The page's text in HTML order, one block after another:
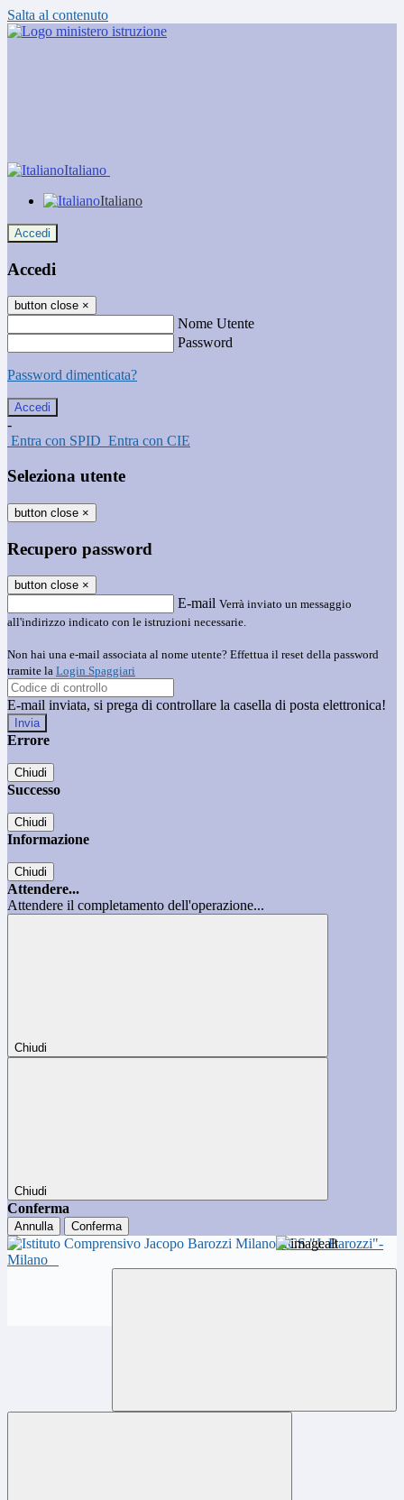
Salta al contenuto
Italiano
Italiano
Accedi
Accedi
button close ×
Nome Utente
Password
Password dimenticata?
-
Entra con SPID Entra con CIE
Seleziona utente
button close ×
Recupero password
button close ×
E-mail Verrà inviato un messaggio
all'indirizzo indicato con le istruzioni necessarie.
Non hai una e-mail associata al nome utente? Effettua il reset della password
tramite la Login Spaggiari
E-mail inviata, si prega di controllare la casella di posta elettronica!
Errore
Chiudi
Successo
Chiudi
Informazione
Chiudi
Attendere...
Attendere il completamento dell'operazione...
Chiudi
Chiudi
Conferma
Annulla Conferma
ICS "J. Barozzi"-
Milano